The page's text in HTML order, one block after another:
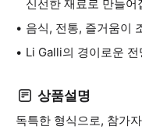
신선한 재료로 만들어
음식, 전통, 즐거움이
Li Galli의 경이로운
상품설명
독특한 형식으로, 참가